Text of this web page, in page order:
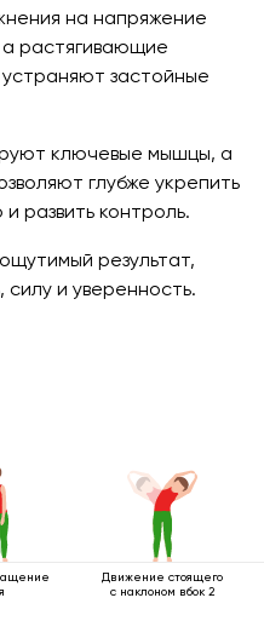
на напряжение
растягивающие
застойные
ключевые мышцы, а
глубже укрепить
развить контроль.
результат,
силу и уверенность.
Движение стоящего
с наклоном вбок 2